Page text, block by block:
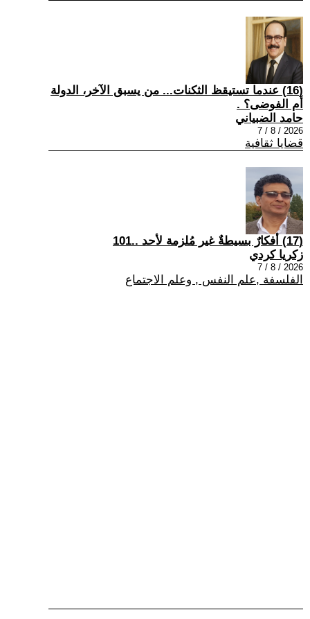
(16) عندما تستيقظ الثكنات... من يسبق الآخر، الدولة
أم الفوضى؟ .
حامد الضبياني
2026 / 8 / 7
قضايا ثقافية
(17) أفكارٌ بسيطةٌ غير مُلزمة لأحد ..101
زكريا كردي
2026 / 8 / 7
الفلسفة ,علم النفس , وعلم الاجتماع